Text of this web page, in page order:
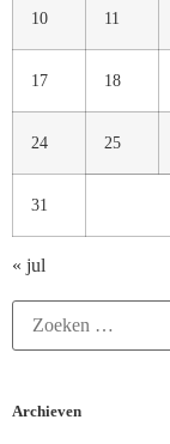
10 11
17 18
24 25
31
« jul
Archieven